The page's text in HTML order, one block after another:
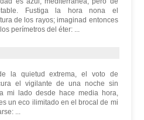
Fustiga la hora nona el
de los rayos; imaginad entonces
perímetros del éter: ...
la quietud extrema, el voto de
el vigilante de una noche sin
mi lado desde hace media hora,
un eco ilimitado en el brocal de mi
...